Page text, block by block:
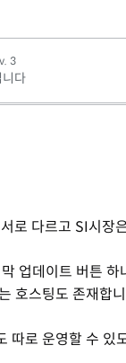
3
니다
로 다르고 SI시장
업데이트 버튼
호스팅도 존재합
따로 운영할 수 있